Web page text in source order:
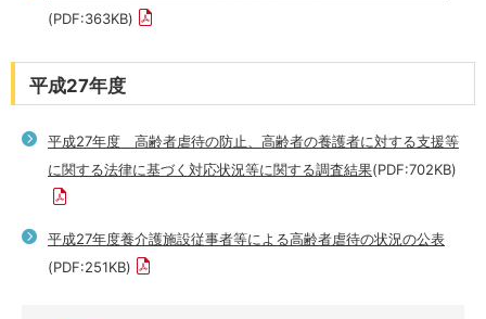
(PDF:363KB)
平成27年度
平成27年度 高齢者虐待の防止、高齢者の養護者に対する支援等
に関する法律に基づく対応状況等に関する調査結果(PDF:702KB)
平成27年度養介護施設従事者等による高齢者虐待の状況の公表
(PDF:251KB)